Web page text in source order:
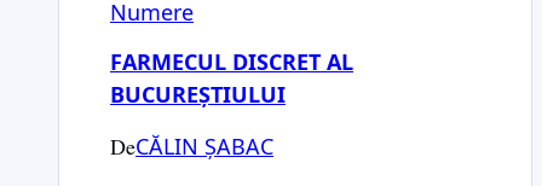
Numere
FARMECUL DISCRET AL
BUCUREȘTIULUI
DeCĂLIN ȘABAC